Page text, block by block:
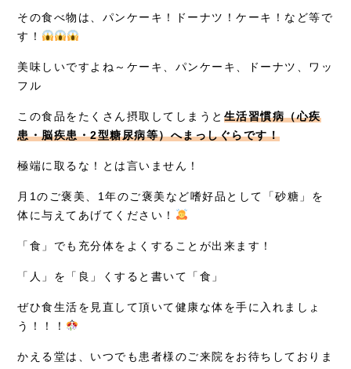
その食べ物は、パンケーキ！ドーナツ！ケーキ！など等で
す！
美味しいですよね～ケーキ、パンケーキ、ドーナツ、ワッ
フル
この食品をたくさん摂取してしまうと 生活習慣病（心疾
患・脳疾患・2型糖尿病等）へまっしぐらです！
極端に取るな！とは言いません！
月1のご褒美、1年のご褒美など嗜好品として「砂糖」を
体に与えてあげてください！
「食」でも充分体をよくすることが出来ます！
「人」を「良」くすると書いて「食」
ぜひ食生活を見直して頂いて健康な体を手に入れましょ
う！！！
かえる堂は、いつでも患者様のご来院をお待ちしておりま